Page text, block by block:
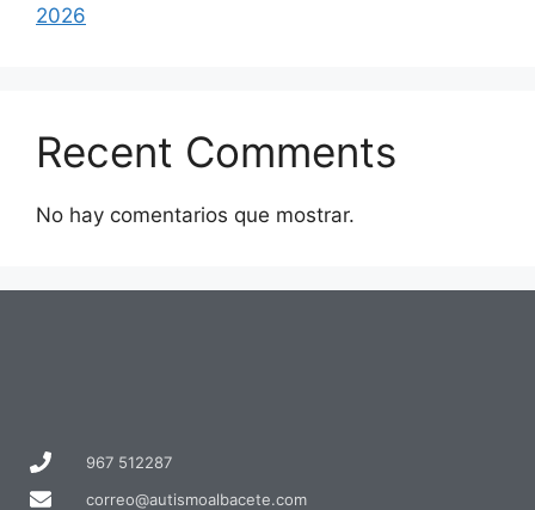
2026
Recent Comments
No hay comentarios que mostrar.
967 512287
correo@autismoalbacete.com